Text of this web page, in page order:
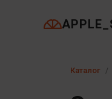
Каталог